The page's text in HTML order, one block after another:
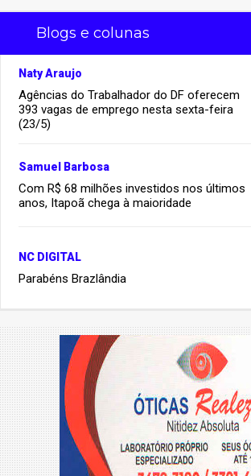
Blogs e colunas
Naty Araujo
Agências do Trabalhador do DF oferecem
393 vagas de emprego nesta sexta-feira
(23/5)
Samuel Barbosa
Com R$ 68 milhões investidos nos últimos
anos, Itapoã chega à maioridade
NC DIGITAL
Parabéns Brazlândia